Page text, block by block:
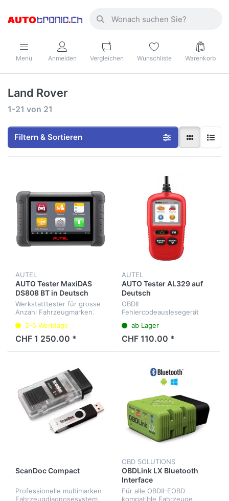
Menü Anmelden Vergleichen Wunschliste Warenkorb
Land Rover
1-21 von 21
Filtern & Sortieren
AUTEL
AUTO Tester MaxiDAS
DS808 BT in Deutsch
Werkstatttester für grosse
Anzahl Fahrzeugmarken.
Steuergeräte, Service-
Intervalle, Elektrische-Park-
Bremse etc.
2-5 Werktage
CHF 1 250.00 *
AUTEL
AUTO Tester AL329 auf
Deutsch
OBDII
Fehlercodeauslesegerät
mehrsprachigen Menü
ab Lager
CHF 110.00 *
ScanDoc Compact
Professionelle multimarken
Fahrzeugdiagnosesystem
OBD SOLUTIONS
OBDLink LX Bluetooth
Interface
Für alle OBDII-EOBD
kompatible Fahrzeuge